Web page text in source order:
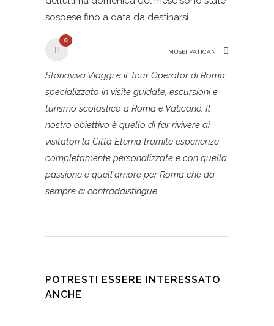
sospese fino a data da destinarsi.
MUSEI VATICANI
0
Storiaviva Viaggi è il Tour Operator di Roma
specializzato in visite guidate, escursioni e
turismo scolastico a Roma e Vaticano. Il
nostro obiettivo è quello di far rivivere ai
visitatori la Città Eterna tramite esperienze
completamente personalizzate e con quella
passione e quell'amore per Roma che da
sempre ci contraddistingue.
POTRESTI ESSERE INTERESSATO
ANCHE